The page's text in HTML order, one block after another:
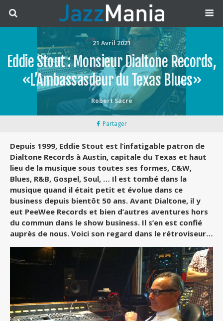
21 Avril 2021
Eddie Stout : Monsieur Dialtone Records,
«L’Ambassasdeur du Texas Blues»
Robert Sacre
Partager
Depuis 1999, Eddie Stout est l’infatigable patron de
Dialtone Records à Austin, capitale du Texas et haut
lieu de la musique sous toutes ses formes, C&W,
Blues, R&B, Gospel, Soul, … Il est tombé dans la
musique quand il était petit et évolue dans ce
business depuis bientôt 50 ans. Avant Dialtone, il y
eut PeeWee Records et bien d’autres aventures hors
du commun dans le show business. Il s’en est confié
auprès de nous. Voici son regard dans le rétroviseur…